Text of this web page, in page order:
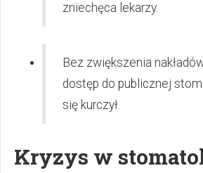
zniechęca lekarzy.
Bez zwiększenia
dostęp do publicznej
się kurczył.
Kryzys w